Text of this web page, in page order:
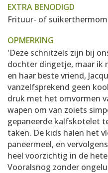
EXTRA BENODIGD
Frituur- of
OPMERKING
'Deze schnitzels zijn bij
dochter dingetje, maar ik
en haar beste vriend,
vanzelfsprekend geen
druk met het omvormen
wapen om van zoiets
gepaneerde kalfskotelet
taken. De kids halen het
paneermeel, en
heel voorzichtig in de
Vooralsnog zonder